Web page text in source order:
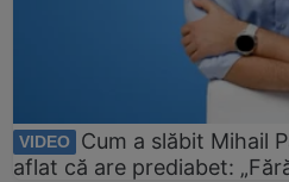
VIDEO
Cum a slăbit Mihail
aflat că are prediabet: